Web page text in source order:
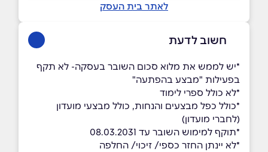
לאתר בית העסק
חשוב לדעת
*יש לממש את מלוא סכום השובר בעסקה- לא תקף
בפעילות "מבצע בהפתעה"
*לא כולל ספרי לימוד
*כולל כפל מבצעים והנחות, כולל מבצעי מועדון
(לחברי מועדון)
*תוקף למימוש השובר עד 08.03.2031
*לא יינתן החזר כספי/ זיכוי/ החלפה